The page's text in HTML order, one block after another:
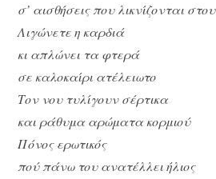
σ’ αισθήσεις που λικνίζονται
Λιγώνετε η καρδιά
κι απλώνει τα φτερά
σε καλοκαίρι ατέλειωτο
Τον νου τυλίγουν σέρτικα
και ράθυμα αρώματα κορμιού
Πόνος ερωτικός
πού πάνω του ανατέλλει ήλιος